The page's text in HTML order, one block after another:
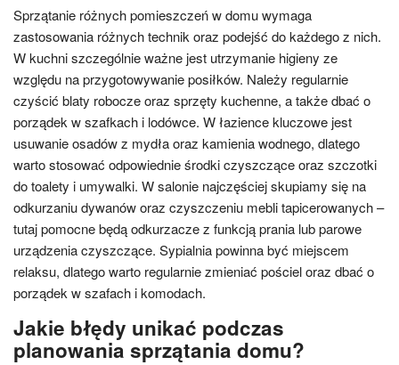
Sprzątanie różnych pomieszczeń w domu wymaga
zastosowania różnych technik oraz podejść do każdego z nich.
W kuchni szczególnie ważne jest utrzymanie higieny ze
względu na przygotowywanie posiłków. Należy regularnie
czyścić blaty robocze oraz sprzęty kuchenne, a także dbać o
porządek w szafkach i lodówce. W łazience kluczowe jest
usuwanie osadów z mydła oraz kamienia wodnego, dlatego
warto stosować odpowiednie środki czyszczące oraz szczotki
do toalety i umywalki. W salonie najczęściej skupiamy się na
odkurzaniu dywanów oraz czyszczeniu mebli tapicerowanych –
tutaj pomocne będą odkurzacze z funkcją prania lub parowe
urządzenia czyszczące. Sypialnia powinna być miejscem
relaksu, dlatego warto regularnie zmieniać pościel oraz dbać o
porządek w szafach i komodach.
Jakie błędy unikać podczas
planowania sprzątania domu?